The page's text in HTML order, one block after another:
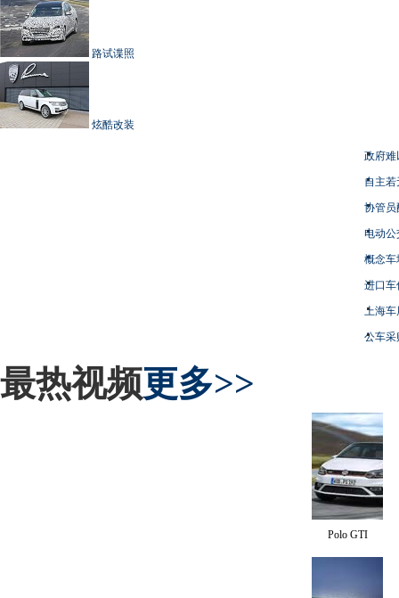
路试谍照
炫酷改装
政府难
自主
协管员
电动
概念车
进口车
上海
公车采
最热视频更多>>
Polo GTI